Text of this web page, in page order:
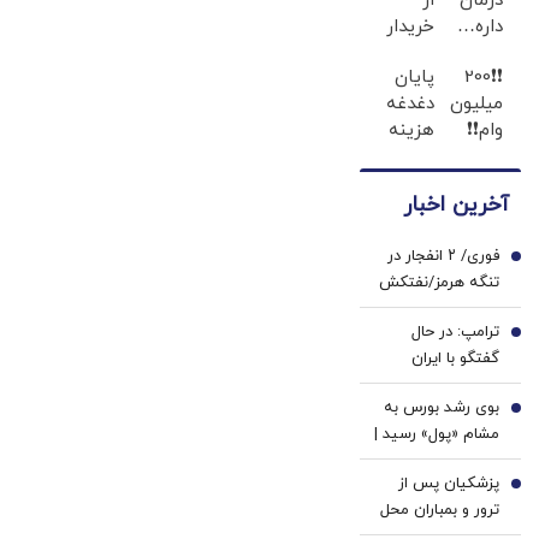
هستند، اما
ریسک بالایی
وجود دارد
داره…
هنوز
داری
بهش
خریدار
شده !!!
ماشینتو
اینجا
بفروش
❗❗200
میلیون
وام❗❗
هویت
پایان
دغدغه
هزینه
پزشکی
سفید
کننده
خانگی
آخرین اخبار
فوری/ ۲ انفجار در
تنگه هرمز/نفتکش
درحال عبور از تنگه
بود/ خدمه و کشتی
در سلامت هستند
1
ترامپ: در حال
گفتگو با ایران
هستیم، آنها
خواستند مذاکره
کنیم | ترجیح
می‌دهم به توافق
برسیم
2
بوی رشد بورس به
مشام «پول» رسید |
قدرت خریداران در
مسیر صعود |
نقدینگی این روزها
3
پزشکیان پس از
ترور و بمباران محل
4